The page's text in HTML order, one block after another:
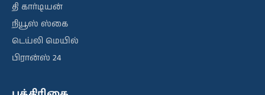
தி கார்டியன்
நியூஸ் ஸ்கை
டெய்லி மெயில்
பிரான்ஸ் 24